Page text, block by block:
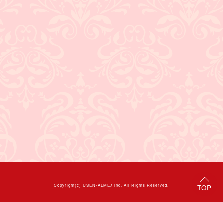
Copyright(c)USEN-ALMEX inc, All Rights Reserved.